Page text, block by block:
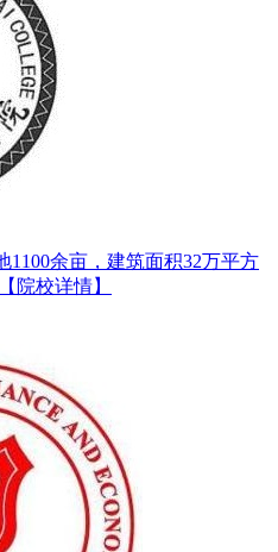
1100余亩，建筑面积32万平方
【院校详情】